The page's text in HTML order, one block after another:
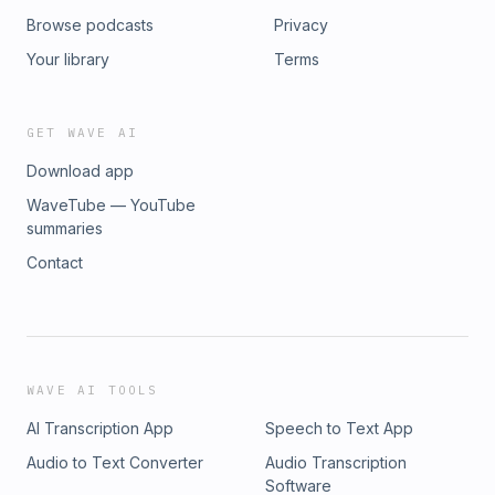
mieux) ‍ Retrouver Hugo sur les réseaux: YouTube : Hugo
Decrypte Instagram : @HugoDecrypte Twitter :
Browse podcasts
Your library
Privacy
Terms
GET WAVE AI
Download app
WaveTube — YouTube
summaries
Contact
WAVE AI TOOLS
AI Transcription App
Speech to Text App
Audio to Text Converter
Audio Transcription
Software